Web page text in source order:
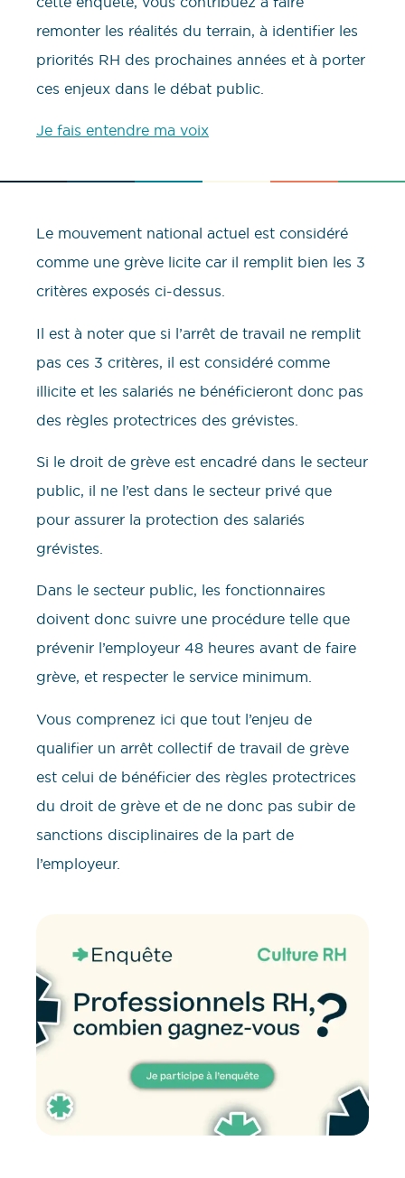
remonter les réalités du terrain, à identifier les
priorités RH des prochaines années et à porter
ces enjeux dans le débat public.
Je fais entendre ma voix
Le mouvement national actuel est considéré
comme une grève licite car il remplit bien les 3
critères exposés ci-dessus.
Il est à noter que si l’arrêt de travail ne remplit
pas ces 3 critères, il est considéré comme
illicite et les salariés ne bénéficieront donc pas
des règles protectrices des grévistes.
Si le droit de grève est encadré dans le secteur
public, il ne l’est dans le secteur privé que
pour assurer la protection des salariés
grévistes.
Dans le secteur public, les fonctionnaires
doivent donc suivre une procédure telle que
prévenir l’employeur 48 heures avant de faire
grève, et respecter le service minimum.
Vous comprenez ici que tout l’enjeu de
qualifier un arrêt collectif de travail de grève
est celui de bénéficier des règles protectrices
du droit de grève et de ne donc pas subir de
sanctions disciplinaires de la part de
l’employeur.